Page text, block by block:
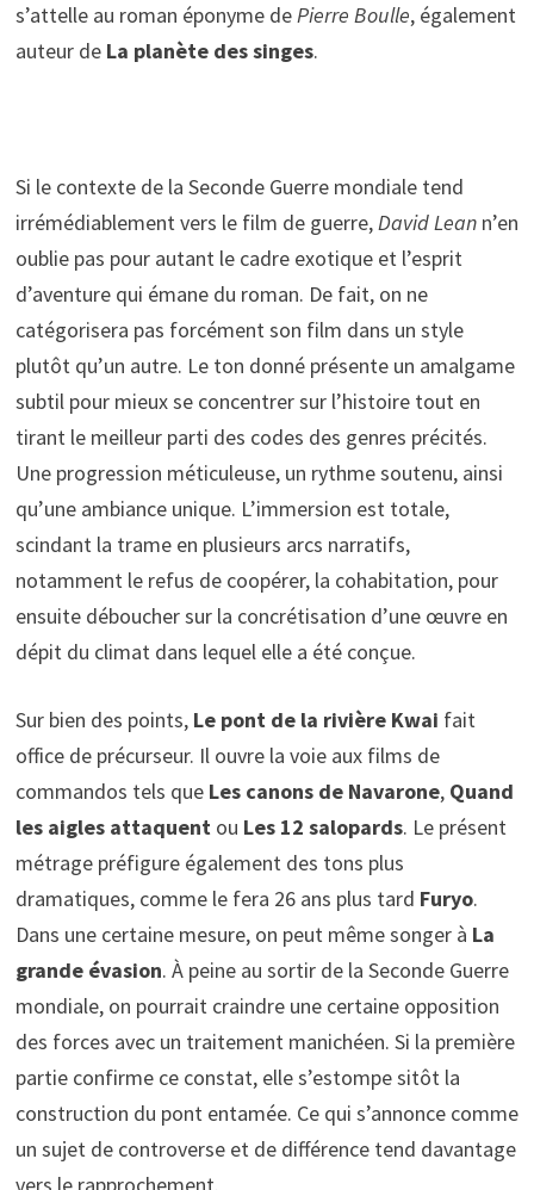
s’attelle au roman éponyme dePierre Boulle, également
auteur de La planète des singes.
Si le contexte de la Seconde Guerre mondiale tend
irrémédiablement vers le film de guerre,David Leann’en
oublie pas pour autant le cadre exotique et l’esprit
d’aventure qui émane du roman. De fait, on ne
catégorisera pas forcément son film dans un style
plutôt qu’un autre. Le ton donné présente un amalgame
subtil pour mieux se concentrer sur l’histoire tout en
tirant le meilleur parti des codes des genres précités.
Une progression méticuleuse, un rythme soutenu, ainsi
qu’une ambiance unique. L’immersion est totale,
scindant la trame en plusieurs arcs narratifs,
notamment le refus de coopérer, la cohabitation, pour
ensuite déboucher sur la concrétisation d’une œuvre en
dépit du climat dans lequel elle a été conçue.
Sur bien des points, Le pont de la rivière Kwai fait
office de précurseur. Il ouvre la voie aux films de
commandos tels que Les canons de Navarone, Quand
les aigles attaquentou Les 12 salopards. Le présent
métrage préfigure également des tons plus
dramatiques, comme le fera 26 ans plus tard Furyo.
Dans une certaine mesure, on peut même songer à La
grande évasion. À peine au sortir de la Seconde Guerre
mondiale, on pourrait craindre une certaine opposition
des forces avec un traitement manichéen. Si la première
partie confirme ce constat, elle s’estompe sitôt la
construction du pont entamée. Ce qui s’annonce comme
un sujet de controverse et de différence tend davantage